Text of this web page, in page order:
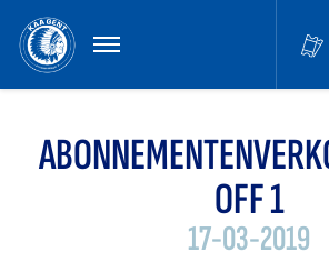
MENU
OFF 1
17-03-2019